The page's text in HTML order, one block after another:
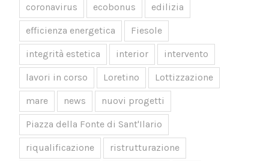
coronavirus ecobonus edilizia
efficienza energetica Fiesole
integrità estetica interior intervento
lavori in corso Loretino Lottizzazione
mare news nuovi progetti
Piazza della Fonte di Sant'Ilario
riqualificazione ristrutturazione